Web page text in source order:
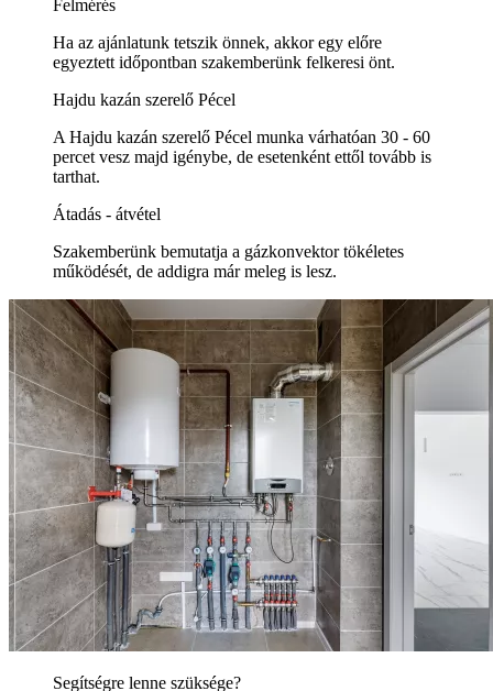
Felmérés
Ha az ajánlatunk tetszik önnek, akkor egy előre
egyeztett időpontban szakemberünk felkeresi önt.
Hajdu kazán szerelő Pécel
A Hajdu kazán szerelő Pécel munka várhatóan 30 - 60
percet vesz majd igénybe, de esetenként ettől tovább is
tarthat.
Átadás - átvétel
Szakemberünk bemutatja a gázkonvektor tökéletes
működését, de addigra már meleg is lesz.
Segítségre lenne szüksége?